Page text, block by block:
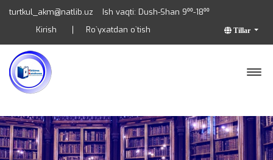
turtkul_akm@natlib.uz Ish vaqti: Dush-Shan 9⁰⁰-18⁰⁰
Tillar
Kirish Ro`yxatdan o`tish